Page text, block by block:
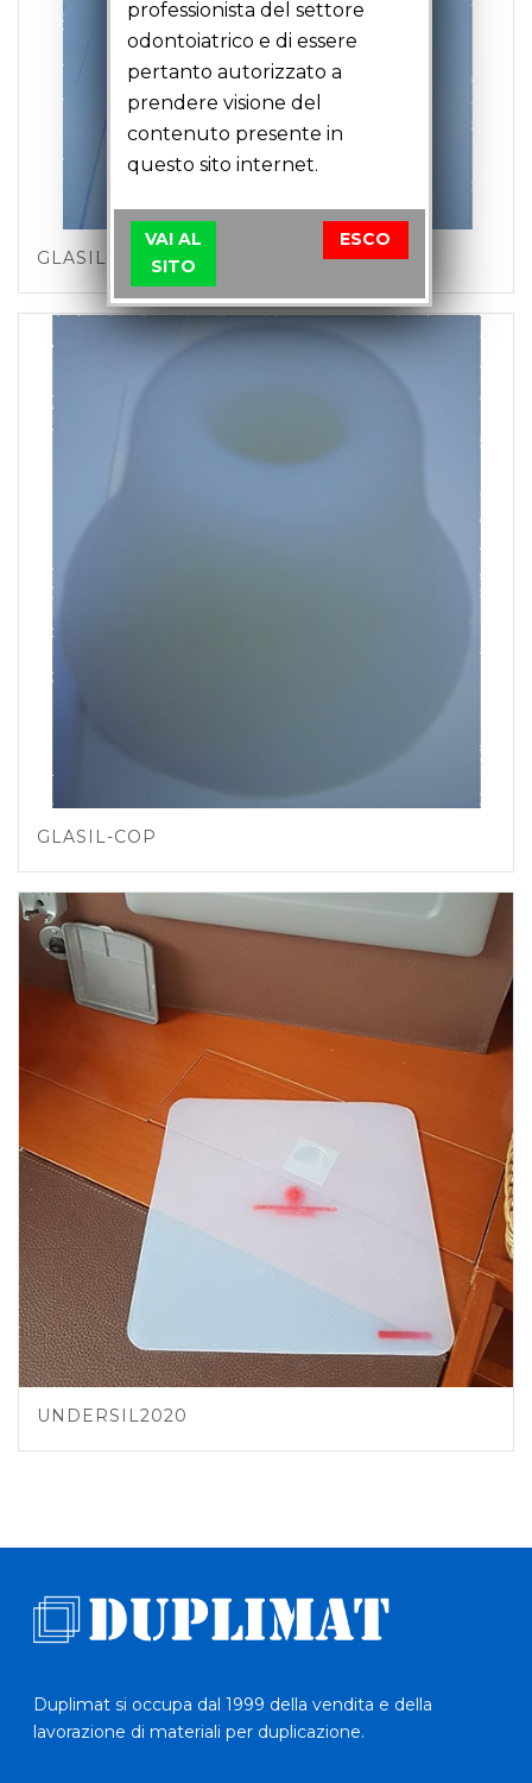
GLASIL-SEC
GLASIL-COP
UNDERSIL2020
Duplimat si occupa dal 1999 della vendita e della
lavorazione di materiali per duplicazione.
professionista del settore
odontoiatrico e di essere
pertanto autorizzato a
prendere visione del
contenuto presente in
questo sito internet.
VAI AL
SITO
ESCO